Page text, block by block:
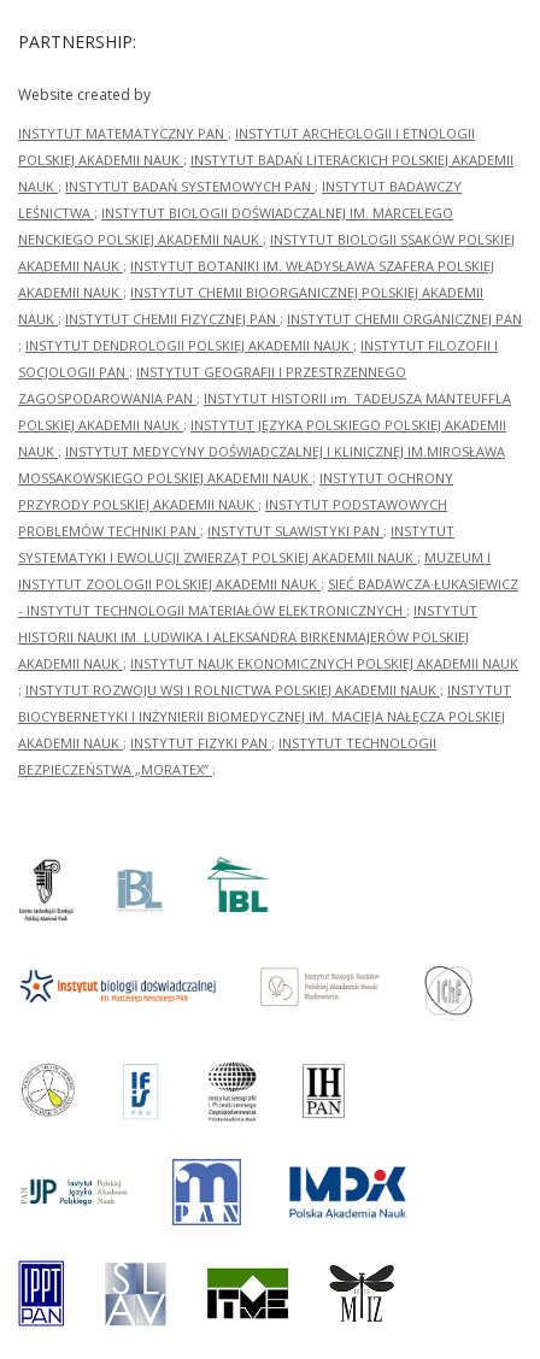
PARTNERSHIP:
Website created by
INSTYTUT MATEMATYCZNY PAN ; INSTYTUT ARCHEOLOGII I ETNOLOGII
POLSKIEJ AKADEMII NAUK ; INSTYTUT BADAŃ LITERACKICH POLSKIEJ AKADEMII
NAUK ; INSTYTUT BADAŃ SYSTEMOWYCH PAN ; INSTYTUT BADAWCZY
LEŚNICTWA ; INSTYTUT BIOLOGII DOŚWIADCZALNEJ IM. MARCELEGO
NENCKIEGO POLSKIEJ AKADEMII NAUK ; INSTYTUT BIOLOGII SSAKÓW POLSKIEJ
AKADEMII NAUK ; INSTYTUT BOTANIKI IM. WŁADYSŁAWA SZAFERA POLSKIEJ
AKADEMII NAUK ; INSTYTUT CHEMII BIOORGANICZNEJ POLSKIEJ AKADEMII
NAUK ; INSTYTUT CHEMII FIZYCZNEJ PAN ; INSTYTUT CHEMII ORGANICZNEJ PAN
; INSTYTUT DENDROLOGII POLSKIEJ AKADEMII NAUK ; INSTYTUT FILOZOFII I
SOCJOLOGII PAN ; INSTYTUT GEOGRAFII I PRZESTRZENNEGO
ZAGOSPODAROWANIA PAN ; INSTYTUT HISTORII im. TADEUSZA MANTEUFFLA
POLSKIEJ AKADEMII NAUK ; INSTYTUT JĘZYKA POLSKIEGO POLSKIEJ AKADEMII
NAUK ; INSTYTUT MEDYCYNY DOŚWIADCZALNEJ I KLINICZNEJ IM.MIROSŁAWA
MOSSAKOWSKIEGO POLSKIEJ AKADEMII NAUK ; INSTYTUT OCHRONY
PRZYRODY POLSKIEJ AKADEMII NAUK ; INSTYTUT PODSTAWOWYCH
PROBLEMÓW TECHNIKI PAN ; INSTYTUT SLAWISTYKI PAN ; INSTYTUT
SYSTEMATYKI I EWOLUCJI ZWIERZĄT POLSKIEJ AKADEMII NAUK ; MUZEUM I
INSTYTUT ZOOLOGII POLSKIEJ AKADEMII NAUK ; SIEĆ BADAWCZA ŁUKASIEWICZ
- INSTYTUT TECHNOLOGII MATERIAŁÓW ELEKTRONICZNYCH ; INSTYTUT
HISTORII NAUKI IM. LUDWIKA I ALEKSANDRA BIRKENMAJERÓW POLSKIEJ
AKADEMII NAUK ; INSTYTUT NAUK EKONOMICZNYCH POLSKIEJ AKADEMII NAUK
; INSTYTUT ROZWOJU WSI I ROLNICTWA POLSKIEJ AKADEMII NAUK ; INSTYTUT
BIOCYBERNETYKI I INŻYNIERII BIOMEDYCZNEJ IM. MACIEJA NAŁĘCZA POLSKIEJ
AKADEMII NAUK ; INSTYTUT FIZYKI PAN ; INSTYTUT TECHNOLOGII
BEZPIECZEŃSTWA „MORATEX” ;